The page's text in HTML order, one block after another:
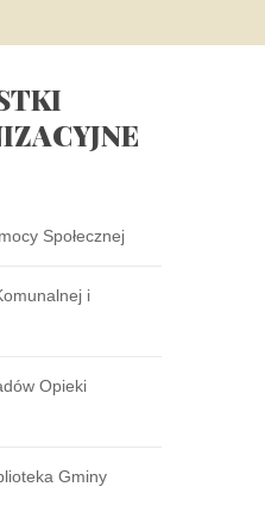
Społecznej
i
Opieki
Gminy